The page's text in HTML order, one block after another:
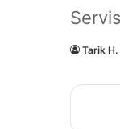
Tarik H.